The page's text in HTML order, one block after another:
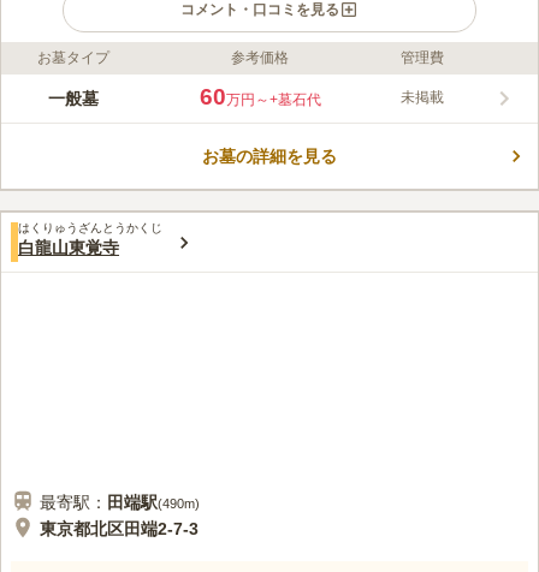
コメント・口コミを見る
ライフドット編集部のコメント
谷津大観音で知られる寿徳寺は、大きな木が並ぶ趣ある本堂と、
た。 地下鉄都営三田線「新板橋駅」「西巣鴨駅」から徒歩8分ほ
口コミ評価
この霊園はまだ誰からも評価されていません。
お墓タイプ 参考価格 管理費
一般墓 60万円～+墓石代 未掲載
お墓の詳細を見る
はくりゅうざんとうかくじ
白龍山東覚寺
最寄駅： 田端駅(490m)
東京都北区田端2-7-3